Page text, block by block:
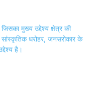
मुख्य उद्देश्य क्षेत्र की
सांस्कृतिक धरोहर, जनसरोकार के
है।